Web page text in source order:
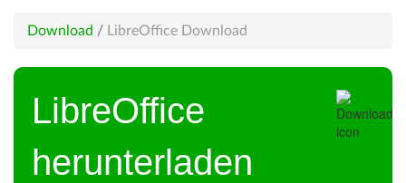
Download / LibreOffice Download
LibreOffice
herunterladen